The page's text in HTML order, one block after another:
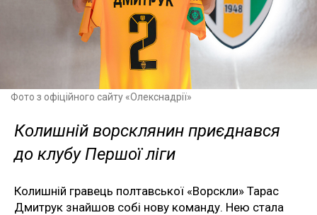
Фото з офіційного сайту «Олекснадрії»
Колишній ворсклянин приєднався
до клубу Першої ліги
Колишній гравець полтавської «Ворскли» Тарас
Дмитрук знайшов собі нову команду. Нею стала